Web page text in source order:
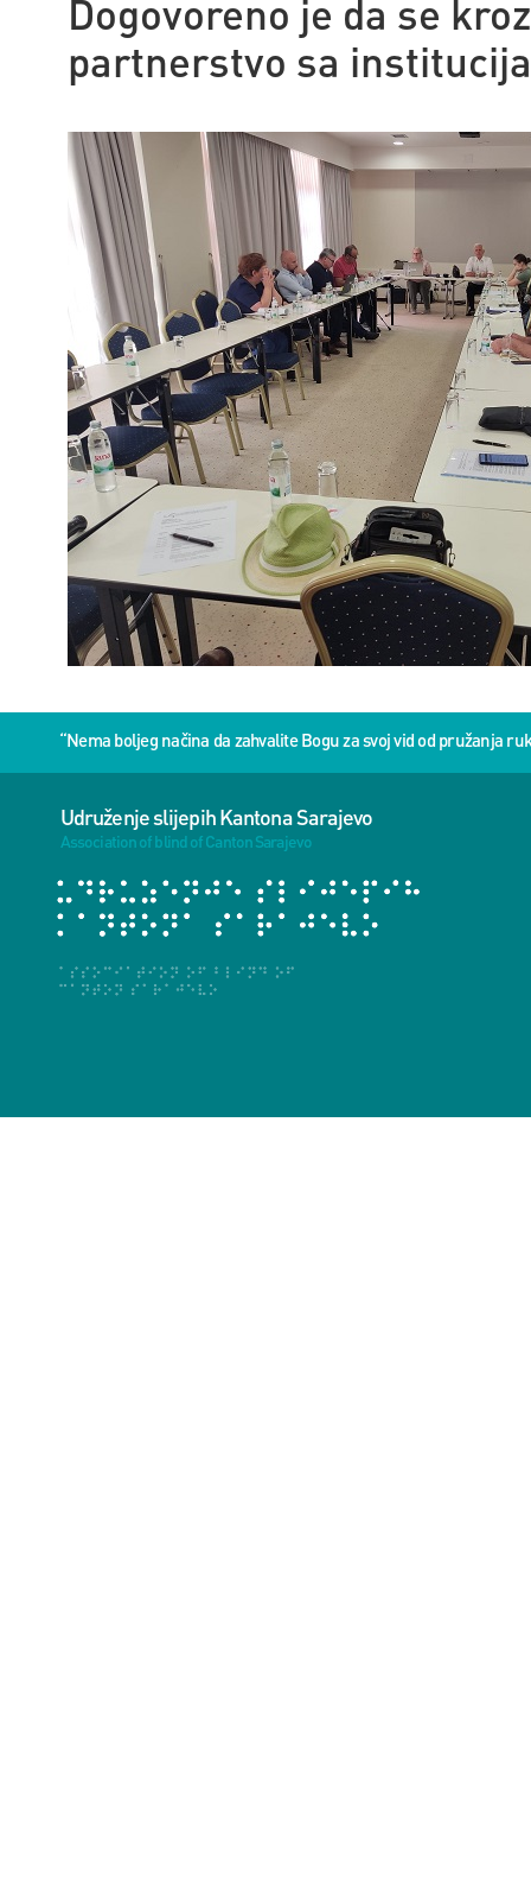
Dogovoreno je da se
partnerstvo sa
“Nema boljeg načina da zahvalite Bogu za svoj vid od pružanja
Udruženje slijepih Kantona Sarajevo
Association of blind of Canton Sarajevo